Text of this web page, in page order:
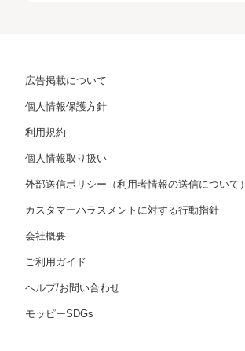
広告掲載について
個人情報保護方針
利用規約
個人情報取り扱い
外部送信ポリシー（利用者情報の送信について）
カスタマーハラスメントに対する行動指針
会社概要
ご利用ガイド
ヘルプ/お問い合わせ
モッピーSDGs